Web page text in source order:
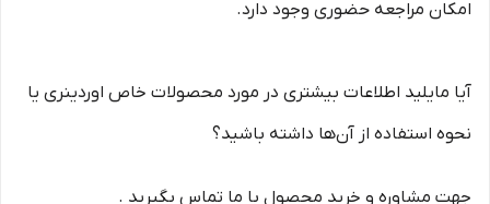
امکان مراجعه حضوری وجود دارد.
آیا مایلید اطلاعات بیشتری در مورد محصولات خاص اوردینری یا
نحوه استفاده از آن‌ها داشته باشید؟
جهت مشاوره و خرید محصول با ما تماس بگیرید .